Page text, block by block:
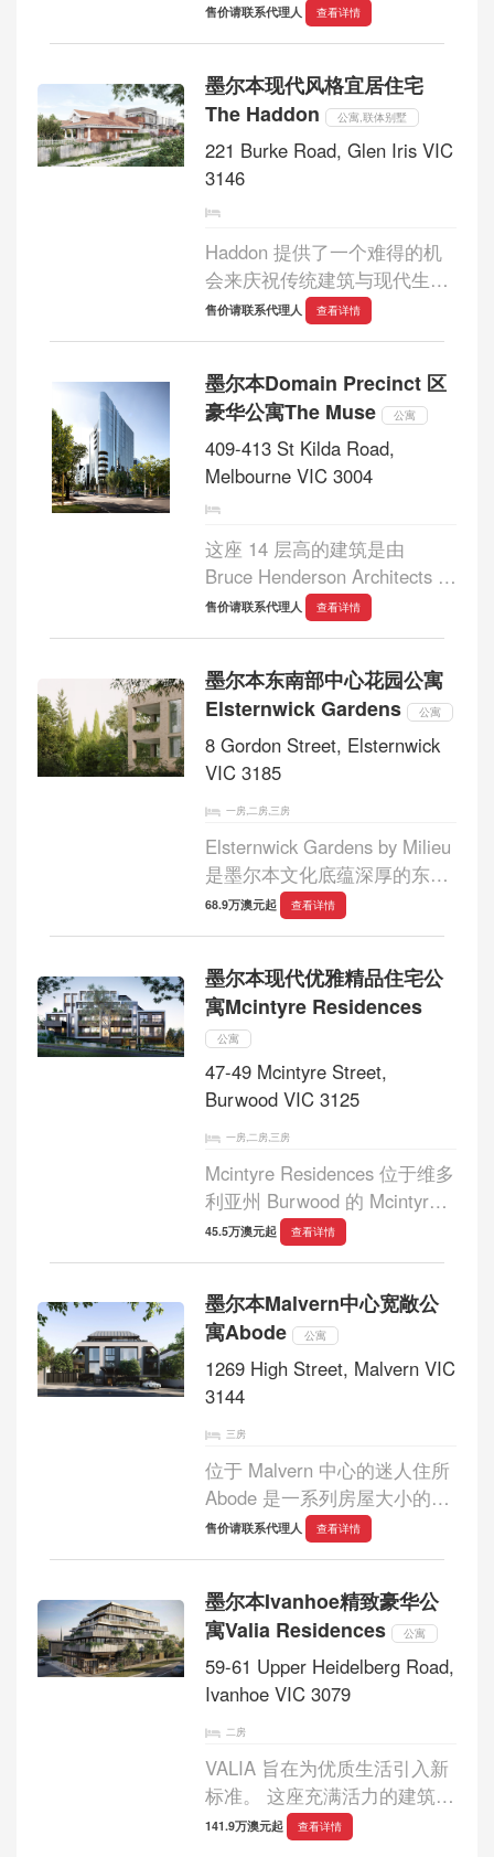
Reservoir 的边界，灵感源自
20 世纪 30 年代和 40 年代的
气息，毗邻 Plenty Road 繁华
的咖啡馆文化，地处墨尔本
最...
售价请联系代理人 查看详情
墨尔本现代风格宜居住宅
The Haddon
公寓,联体别墅
221 Burke Road, Glen Iris VIC
3146
Haddon 提供了一个难得的机
会来庆祝传统建筑与现代生活
方式的交汇。现场矗立着一座
Iris 的 Burke Road 的显著位
置。The Haddon的愿...
售价请联系代理人 查看详情
墨尔本Domain Precinct 区
豪华公寓The Muse
公寓
409-413 St Kilda Road,
Melbourne VIC 3004
这座 14 层高的建筑是由
Bruce Henderson Architects 和
Bruce Henderson Interiors 合
作建造的，仅有 42 套住宅，
的双层豪华顶层公寓。...
售价请联系代理人 查看详情
墨尔本东南部中心花园公寓
Elsternwick Gardens
公寓
8 Gordon Street, Elsternwick
VIC 3185
一房,二房,三房
Elsternwick Gardens by Milieu
是墨尔本文化底蕴深厚的东南
部中心的一个新社区。由由
Woods Bagot、OCULUS、
Broached Commissions 和
March Studio 组成的受人尊敬
的团队实现，这是一个...
68.9万澳元起 查看详情
墨尔本现代优雅精品住宅公
寓Mcintyre Residences
公寓
47-49 Mcintyre Street,
Burwood VIC 3125
一房,二房,三房
Mcintyre Residences 位于维多
利亚州 Burwood 的 Mcintyre
Street 47-49 号，以其精致的
目提供 1、2 和 3 卧室公寓以
及豪华顶层公寓。Mcin...
45.5万澳元起 查看详情
墨尔本Malvern中心宽敞公
寓Abode
公寓
1269 High Street, Malvern VIC
3144
三房
位于 Malvern 中心的迷人住所
Abode 是一系列房屋大小的住
宅，主要由 3 间卧室的住宅组
成，坐落在自然美景之中。由
领先的景观建筑师 Jack Merlo
合作设计。这...
售价请联系代理人 查看详情
墨尔本Ivanhoe精致豪华公
寓Valia Residences
公寓
59-61 Upper Heidelberg Road,
Ivanhoe VIC 3079
二房
VALIA 旨在为优质生活引入新
标准。 这座充满活力的建筑地
标融合了现代风格和精致感，
141.9万澳元起 查看详情